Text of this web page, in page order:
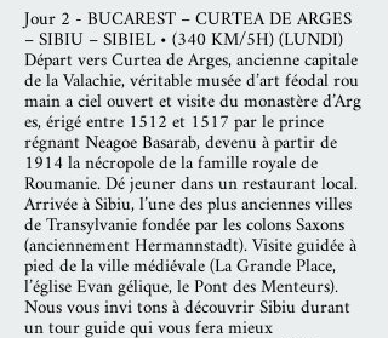
Jour 2 - BUCAREST – CURTEA DE ARGES
– SIBIU – SIBIEL • (340 KM/5H) (LUNDI)
Départ vers Curtea de Arges, ancienne capitale
de la Valachie, véritable musée d’art féodal rou
main a ciel ouvert et visite du monastère d’Arg
es, érigé entre 1512 et 1517 par le prince
régnant Neagoe Basarab, devenu à partir de
1914 la nécropole de la famille royale de
Roumanie. Dé jeuner dans un restaurant local.
Arrivée à Sibiu, l’une des plus anciennes villes
de Transylvanie fondée par les colons Saxons
(anciennement Hermannstadt). Visite guidée à
pied de la ville médiévale (La Grande Place,
l’église Evan gélique, le Pont des Menteurs).
Nous vous invi tons à découvrir Sibiu durant
un tour guide qui vous fera mieux